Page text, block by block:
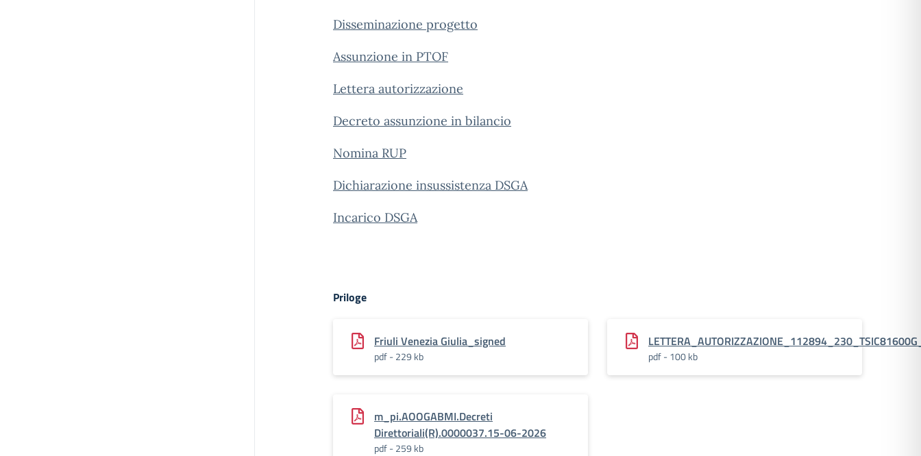
Disseminazione progetto
Assunzione in PTOF
Lettera autorizzazione
Decreto assunzione in bilancio
Nomina RUP
Dichiarazione insussistenza DSGA
Incarico DSGA
Priloge
Friuli Venezia Giulia_signed
pdf - 229 kb pdf - 100 kb
m_pi.AOOGABMI.Decreti
Direttoriali(R).0000037.15-06-2026
pdf - 259 kb